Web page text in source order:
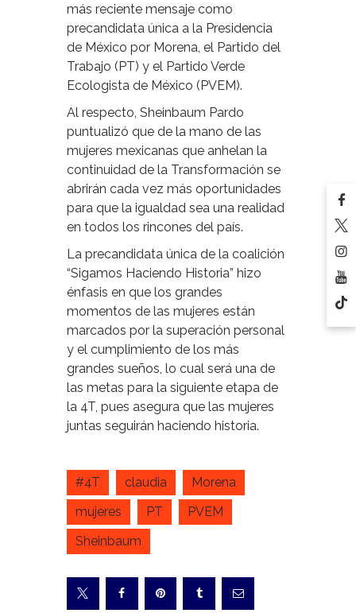
más reciente mensaje como
precandidata única a la Presidencia
de México por Morena, el Partido del
Trabajo (PT) y el Partido Verde
Ecologista de México (PVEM).
Al respecto, Sheinbaum Pardo
puntualizó que de la mano de las
mujeres mexicanas que anhelan la
continuidad de la Transformación se
abrirán cada vez más oportunidades
para que la igualdad sea una realidad
en todos los rincones del país.
La precandidata única de la coalición
“Sigamos Haciendo Historia” hizo
énfasis en que los grandes
momentos de las mujeres están
marcados por la superación personal
y el cumplimiento de los más
grandes sueños, lo cual será una de
las metas para la siguiente etapa de
la 4T, pues asegura que las mujeres
juntas seguirán haciendo historia.
#4T claudia
Morena
mujeres
PT
PVEM
Sheinbaum